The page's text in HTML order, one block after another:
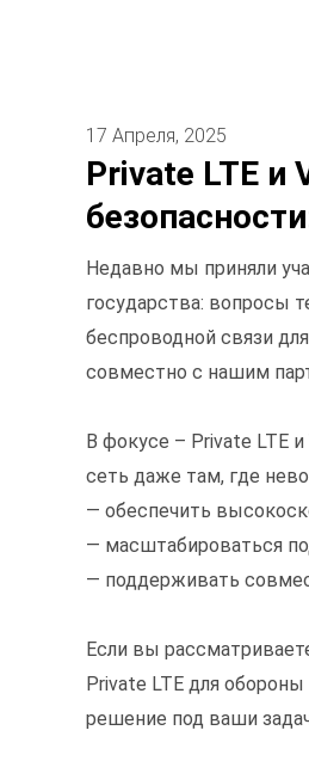
17 Апреля, 2025
Private LTE и
Недавно мы приняли
государства: вопросы
беспроводной связи
совместно с нашим
В фокусе – Private LTE
сеть даже там, где
— обеспечить
— масштабироваться
— поддерживать
Если вы
Private LTE для
решение под ваши